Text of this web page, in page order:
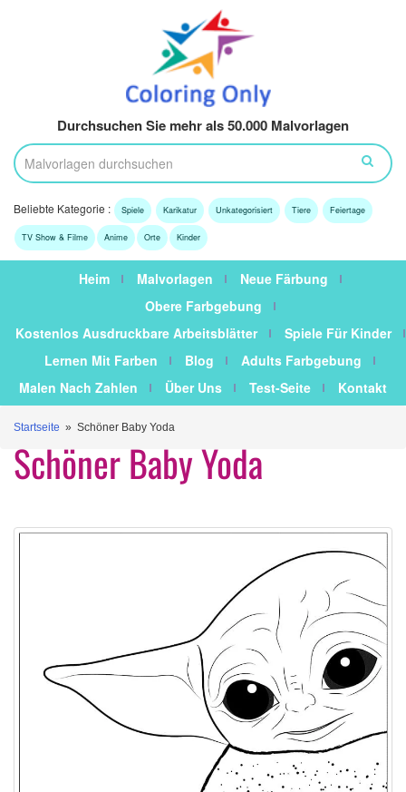
Durchsuchen Sie mehr als 50.000 Malvorlagen
Beliebte Kategorie : Spiele Karikatur Unkategorisiert Tiere Feiertage
TV Show & Filme Anime Orte Kinder
Heim Malvorlagen
Neue Färbung
Obere Farbgebung
Kostenlos Ausdruckbare Arbeitsblätter
Spiele Für Kinder
Lernen Mit Farben
Blog
Adults Farbgebung
Malen Nach Zahlen
Über Uns Test-Seite Kontakt
Startseite » Schöner Baby Yoda
Schöner Baby Yoda